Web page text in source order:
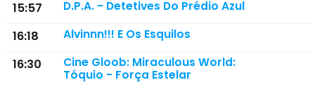
15:57 D.P.A. - Detetives Do Prédio Azul
16:18 Alvinnn!!! E Os Esquilos
16:30
Cine Gloob: Miraculous World:
Tóquio - Força Estelar